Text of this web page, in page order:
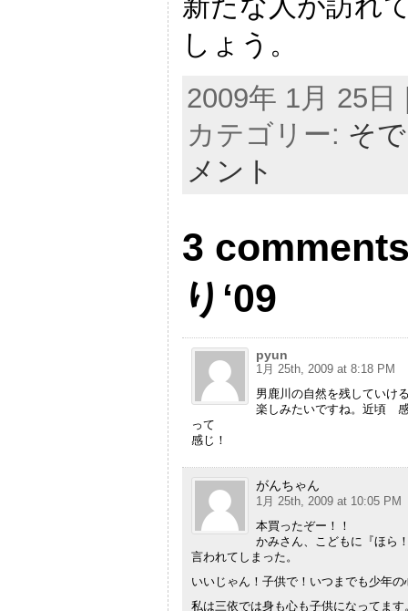
しょう。
2009年 1月 25
カテゴリー: そ
メント
3
り‘09
pyun
1月 25th, 2009 at 8:18 PM
男鹿川の自然を残していけ
楽しみたいですね。近頃
って
感じ！
がんちゃん
1月 25th, 2009 at 10:05 PM
本買ったぞー！！
かみさん、こどもに『ほら
言われてしまった。
いいじゃん！子供で！いつまでも少年
私は三依では身も心も子供になってます